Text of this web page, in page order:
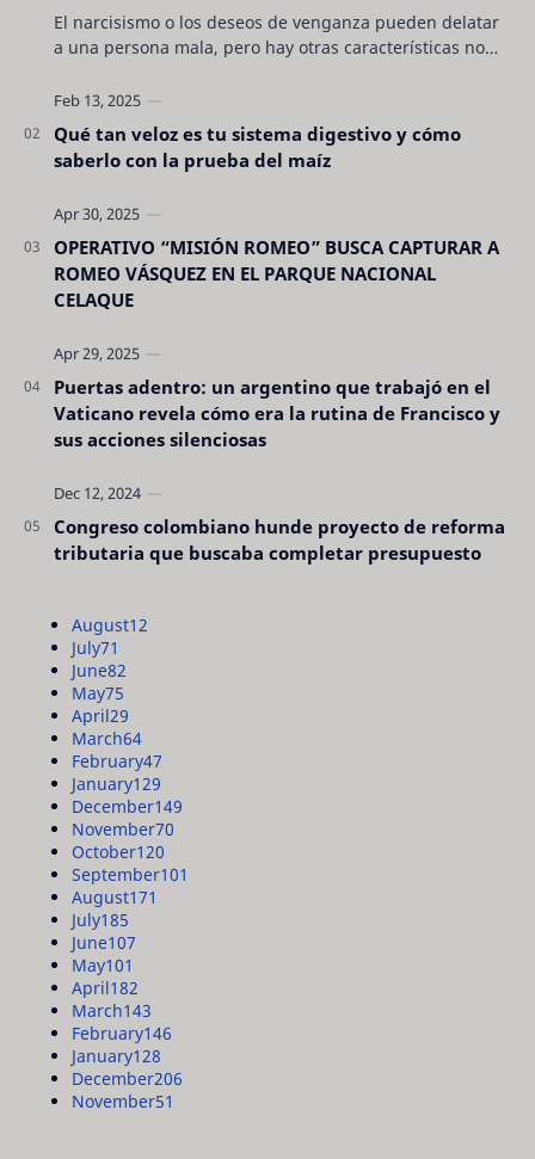
El narcisismo o los deseos de venganza pueden delatar
a una persona mala, pero hay otras características no
Qué tan veloz es tu sistema digestivo y cómo
saberlo con la prueba del maíz
OPERATIVO “MISIÓN ROMEO” BUSCA CAPTURAR A
ROMEO VÁSQUEZ EN EL PARQUE NACIONAL
CELAQUE
Puertas adentro: un argentino que trabajó en el
Vaticano revela cómo era la rutina de Francisco y
sus acciones silenciosas
Congreso colombiano hunde proyecto de reforma
tributaria que buscaba completar presupuesto
August12
July71
June82
May75
April29
March64
February47
January129
December149
November70
October120
September101
August171
July185
June107
May101
April182
March143
February146
January128
December206
November51